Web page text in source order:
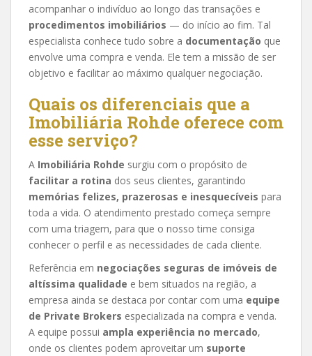
acompanhar o indivíduo ao longo das transações e
procedimentos imobiliários — do início ao fim. Tal
especialista conhece tudo sobre a documentação que
envolve uma compra e venda. Ele tem a missão de ser
objetivo e facilitar ao máximo qualquer negociação.
Quais os diferenciais que a
Imobiliária Rohde oferece com
esse serviço?
A Imobiliária Rohde surgiu com o propósito de
facilitar a rotina dos seus clientes, garantindo
memórias felizes, prazerosas e inesquecíveis para
toda a vida. O atendimento prestado começa sempre
com uma triagem, para que o nosso time consiga
conhecer o perfil e as necessidades de cada cliente.
Referência em negociações seguras de imóveis de
altíssima qualidade e bem situados na região, a
empresa ainda se destaca por contar com uma equipe
de Private Brokers especializada na compra e venda.
A equipe possui ampla experiência no mercado,
onde os clientes podem aproveitar um suporte